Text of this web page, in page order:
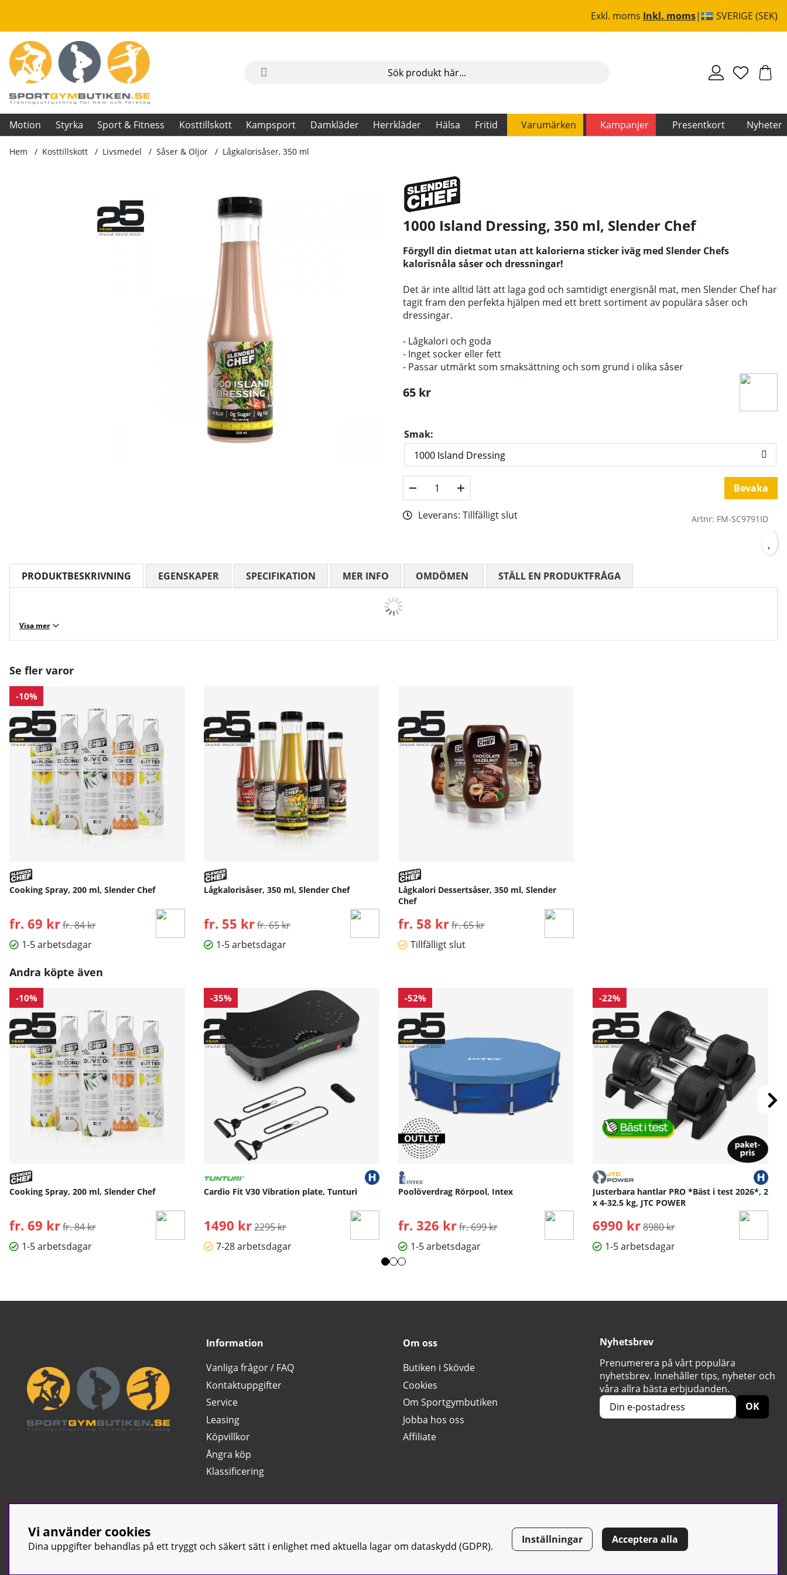
Exkl. moms Inkl. moms SVERIGE (SEK)
Motion Styrka Sport & Fitness Kosttillskott Kampsport Damkläder Herrkläder Hälsa Fritid Varumärken Kampanjer Presentkort Nyheter
Hem Kosttillskott Livsmedel Såser & Oljor Lågkalorisåser, 350 ml
1000 Island Dressing, 350 ml, Slender Chef
Förgyll din dietmat utan att kalorierna sticker iväg med Slender Chefs
kalorisnåla såser och dressningar!
Det är inte alltid lätt att laga god och samtidigt energisnål mat, men Slender Chef har
tagit fram den perfekta hjälpen med ett brett sortiment av populära såser och
dressingar.
- Lågkalori och goda
- Inget socker eller fett
- Passar utmärkt som smaksättning och som grund i olika såser
65 kr
Smak:
Bevaka
Leverans: Tillfälligt slut Artnr: FM-SC9791ID
PRODUKTBESKRIVNING
Visa mer
EGENSKAPER SPECIFIKATION MER INFO OMDÖMEN MEDELBETYG 0 AV 5 ANTAL BETYG 0
STÄLL EN PRODUKTFRÅGA
Se fler varor
-10%
Cooking Spray, 200 ml, Slender Chef
fr. 69 krOrdinarie pris:
fr. 84 kr
1-5 arbetsdagar
Lågkalorisåser, 350 ml, Slender Chef
fr. 55 krOrdinarie pris:
fr. 65 kr
1-5 arbetsdagar
Lågkalori Dessertsåser, 350 ml, Slender
Chef
fr. 58 krOrdinarie pris:
fr. 65 kr
Tillfälligt slut
Andra köpte även
-10%
Cooking Spray, 200 ml, Slender Chef
fr. 69 krOrdinarie pris:
fr. 84 kr
1-5 arbetsdagar
-35%
Cardio Fit V30 Vibration plate, Tunturi
1490 kr Ordinarie pris:
2295 kr
7-28 arbetsdagar
-52%
Poolöverdrag Rörpool, Intex
fr. 326 krOrdinarie pris:
fr. 699 kr
1-5 arbetsdagar
-22%
Justerbara hantlar PRO *Bäst i test 2026*, 2
x 4-32.5 kg, JTC POWER
6990 kr Ordinarie pris:
8980 kr
1-5 arbetsdagar
Information
Vanliga frågor / FAQ
Kontaktuppgifter
Service
Leasing
Köpvillkor
Ångra köp
Klassificering
Om oss
Butiken i Skövde
Cookies
Om Sportgymbutiken
Jobba hos oss
Affiliate
Nyhetsbrev
Prenumerera på vårt populära
nyhetsbrev. Innehåller tips, nyheter och
våra allra bästa erbjudanden.
OK
© Sport & Gym Butiken JTC AB |Kontakta oss| All rights reserved | Org.nr: 556668-7058 | Tel: 0500-42 87 00
Vi använder cookies
Dina uppgifter behandlas på ett tryggt och säkert sätt i enlighet med aktuella lagar om dataskydd (GDPR).
Inställningar Acceptera alla